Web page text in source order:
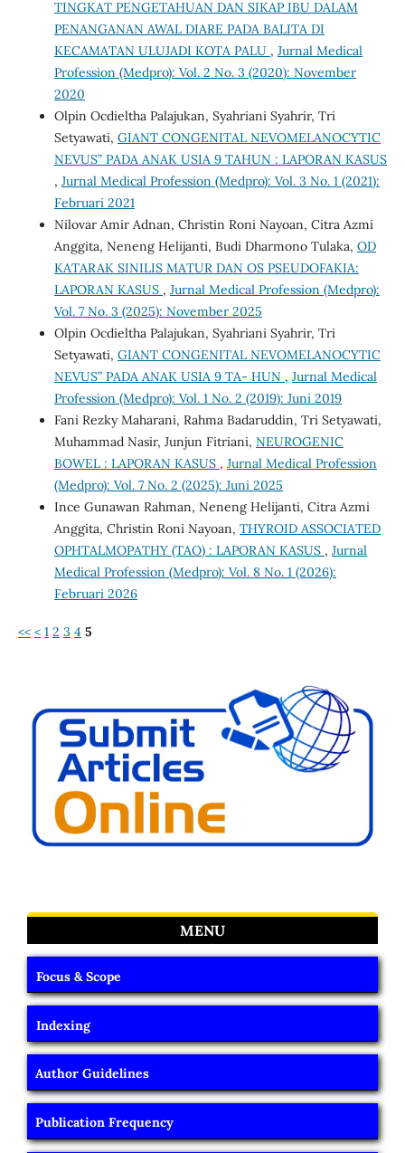
TINGKAT PENGETAHUAN DAN SIKAP IBU DALAM
PENANGANAN AWAL DIARE PADA BALITA DI
KECAMATAN ULUJADI KOTA PALU , Jurnal Medical
Profession (Medpro): Vol. 2 No. 3 (2020): November
2020
Olpin Ocdieltha Palajukan, Syahriani Syahrir, Tri
Setyawati, GIANT CONGENITAL NEVOMELANOCYTIC
NEVUS” PADA ANAK USIA 9 TAHUN : LAPORAN KASUS
, Jurnal Medical Profession (Medpro): Vol. 3 No. 1 (2021):
Februari 2021
Nilovar Amir Adnan, Christin Roni Nayoan, Citra Azmi
Anggita, Neneng Helijanti, Budi Dharmono Tulaka, OD
KATARAK SINILIS MATUR DAN OS PSEUDOFAKIA:
LAPORAN KASUS , Jurnal Medical Profession (Medpro):
Vol. 7 No. 3 (2025): November 2025
Olpin Ocdieltha Palajukan, Syahriani Syahrir, Tri
Setyawati, GIANT CONGENITAL NEVOMELANOCYTIC
NEVUS” PADA ANAK USIA 9 TA- HUN , Jurnal Medical
Profession (Medpro): Vol. 1 No. 2 (2019): Juni 2019
Fani Rezky Maharani, Rahma Badaruddin, Tri Setyawati,
Muhammad Nasir, Junjun Fitriani, NEUROGENIC
BOWEL : LAPORAN KASUS , Jurnal Medical Profession
(Medpro): Vol. 7 No. 2 (2025): Juni 2025
Ince Gunawan Rahman, Neneng Helijanti, Citra Azmi
Anggita, Christin Roni Nayoan, THYROID ASSOCIATED
OPHTALMOPATHY (TAO) : LAPORAN KASUS , Jurnal
Medical Profession (Medpro): Vol. 8 No. 1 (2026):
Februari 2026
<< < 1 2 3 4 5
MENU
Focus & Scope
Indexing
Author Guidelines
Publication Frequency